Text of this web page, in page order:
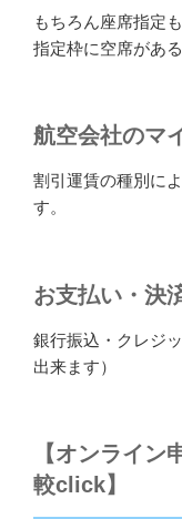
もちろん座席指定
指定枠に空席があ
航空会社のマ
割引運賃の種別に
す。
お支払い・決
銀行振込・クレジ
出来ます）
【オンライ
較click】